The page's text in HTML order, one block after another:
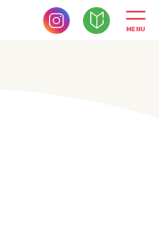
MENU